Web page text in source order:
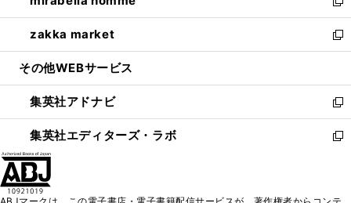
開
く
ウ
で
開
ン
ド
ウ
開
く
い
ウ
ィ
ン
ウ
で
開
く
新
し
い
ウ
ン
ド
ウ
で
zakka market
新
し
ウ
ィ
ン
ド
その他WEBサービス
集英社アドナビ
新
し
い
集英社エディターズ・ラボ
新